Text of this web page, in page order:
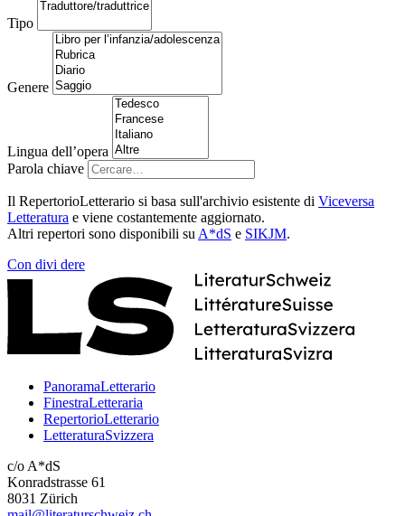
Tipo
Genere
Lingua dell’opera
Parola chiave
Il RepertorioLetterario si basa sull'archivio esistente di Viceversa
Letteratura e viene costantemente aggiornato.
Altri repertori sono disponibili su A*dS e SIKJM.
Con divi dere
PanoramaLetterario
FinestraLetteraria
RepertorioLetterario
LetteraturaSvizzera
c/o A*dS
Konradstrasse 61
8031 Zürich